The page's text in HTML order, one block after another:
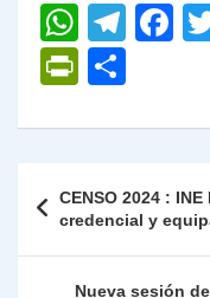
W
h
at
s
p
p
T
gr
m
F
e
o
o
k
P
nt
Fr
ie
n
m
p
ar
tir
de
entradas
CENSO 2024 :
credencial y
Nueva sesión